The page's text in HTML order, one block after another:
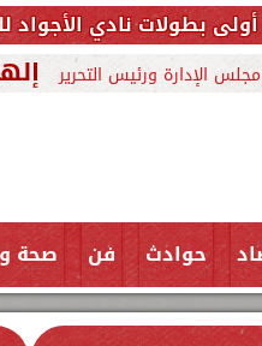
الأجواد للرماية ضمن
الإدارة ورئيس التحرير
حوادث فن صحة